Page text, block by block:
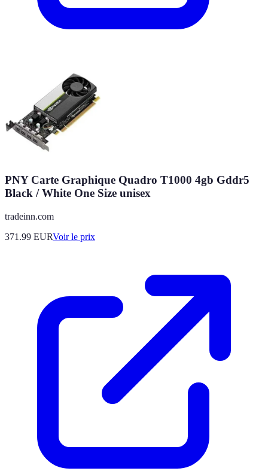
PNY Carte Graphique Quadro T1000 4gb Gddr5
Black / White One Size unisex
tradeinn.com
371.99 EURVoir le prix